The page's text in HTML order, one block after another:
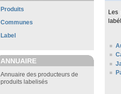
Produits
Communes
Label
ANNUAIRE
Annuaire des producteurs de
produits labelisés
Les